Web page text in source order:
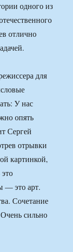
одного из
отлично
для
У нас
опять
Сергей
отрывки
картинкой,
— это арт.
Сочетание
сильно